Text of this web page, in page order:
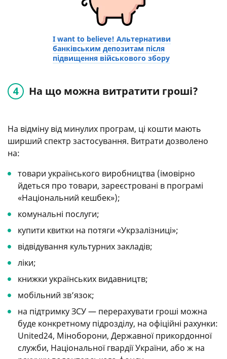
I want to believe! Альтернативи
банківським депозитам після
підвищення військового збору
На що можна витратити гроші?
На відміну від минулих програм, ці кошти мають
ширший спектр застосування. Витрати дозволено
на:
товари українського виробництва (імовірно
йдеться про товари, зареєстровані в програмі
«Національний кешбек»);
комунальні послуги;
купити квитки на потяги «Укрзалізниці»;
відвідування культурних закладів;
ліки;
книжки українських видавництв;
мобільний зв’язок;
на підтримку ЗСУ — перерахувати гроші можна
буде конкретному підрозділу, на офіційні рахунки:
United24, Міноборони, Державної прикордонної
служби, Національної гвардії України, або ж на